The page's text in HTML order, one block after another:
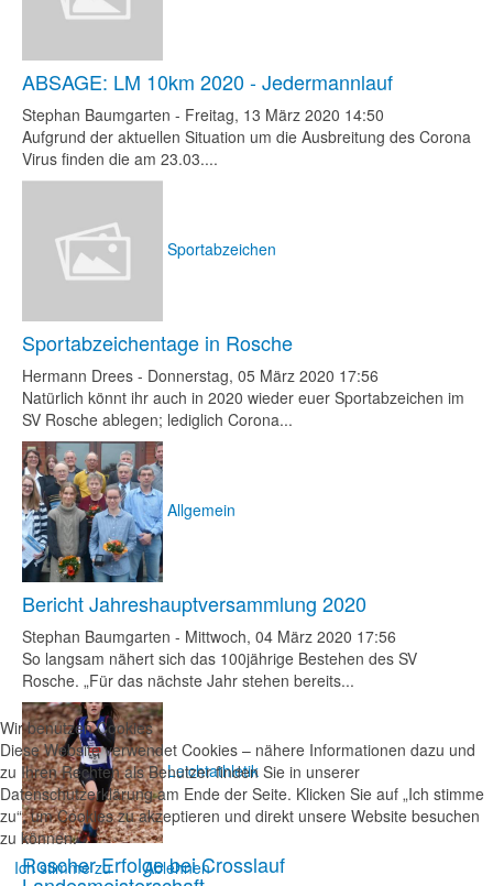
ABSAGE: LM 10km 2020 - Jedermannlauf
Stephan Baumgarten - Freitag, 13 März 2020 14:50
Aufgrund der aktuellen Situation um die Ausbreitung des Corona
Virus finden die am 23.03....
Sportabzeichen
Sportabzeichentage in Rosche
Hermann Drees - Donnerstag, 05 März 2020 17:56
Natürlich könnt ihr auch in 2020 wieder euer Sportabzeichen im
SV Rosche ablegen; lediglich Corona...
Allgemein
Bericht Jahreshauptversammlung 2020
Stephan Baumgarten - Mittwoch, 04 März 2020 17:56
So langsam nähert sich das 100jährige Bestehen des SV
Rosche. „Für das nächste Jahr stehen bereits...
Leichtathletik
Roscher Erfolge bei Crosslauf
Wir benutzen Cookies
Diese Website verwendet Cookies – nähere Informationen dazu und
zu Ihren Rechten als Benutzer finden Sie in unserer
Datenschutzerklärung am Ende der Seite. Klicken Sie auf „Ich stimme
zu“, um Cookies zu akzeptieren und direkt unsere Website besuchen
zu können.
Ich stimme zu
Ablehnen